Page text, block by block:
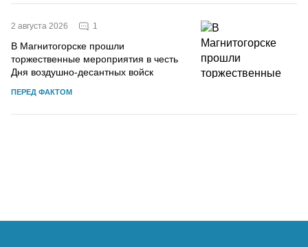
2 августа 2026 1
В Магнитогорске прошли
торжественные мероприятия в честь
Дня воздушно-десантных войск
ПЕРЕД ФАКТОМ